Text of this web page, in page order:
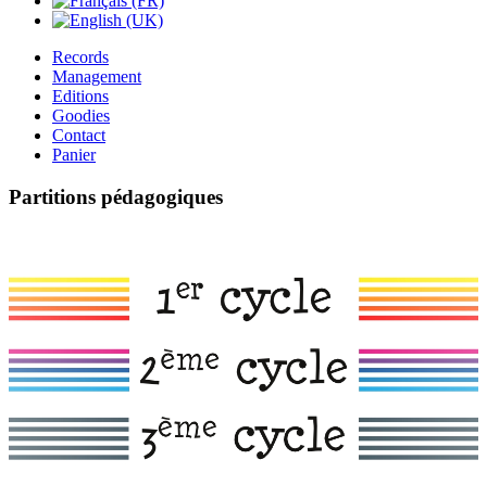
Records
Management
Editions
Goodies
Contact
Panier
Partitions pédagogiques